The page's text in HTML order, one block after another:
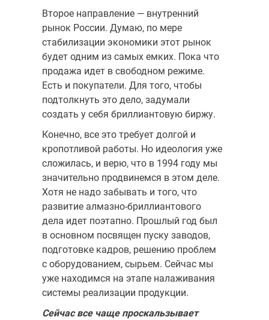
Второе направление — внутренний
рынок России. Думаю, по мере
стабилизации экономики этот рынок
будет одним из самых емких. Пока что
продажа идет в свободном режиме.
Есть и покупатели. Для того, чтобы
подтолкнуть это дело, задумали
создать у себя бриллиантовую биржу.
Конечно, все это требует долгой и
кропотливой работы. Но идеология уже
сложилась, и верю, что в 1994 году мы
значительно продвинемся в этом деле.
Хотя не надо забывать и того, что
развитие алмазно-бриллиантового
дела идет поэтапно. Прошлый год был
в основном посвящен пуску заводов,
подготовке кадров, решению проблем
с оборудованием, сырьем. Сейчас мы
уже находимся на этапе налаживания
системы реализации продукции.
Сейчас все чаще проскальзывает